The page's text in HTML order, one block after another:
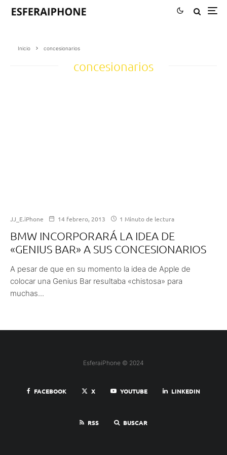
Inicio concesionarios
concesionarios
JJ_E.iPhone 14 febrero, 2013 1 Minuto de lectura
BMW INCORPORARÁ LA IDEA DE
«GENIUS BAR» A SUS CONCESIONARIOS
A pesar de que en su momento la idea de Apple de
colocar una Genius Bar resultaba «chistosa» para
muchas...
EsferaiPhone © 2024
FACEBOOK X YOUTUBE LINKEDIN
RSS BUSCAR